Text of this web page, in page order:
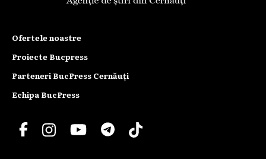
Ofertele noastre
Proiecte Bucpress
Parteneri BucPress Cernăuți
Echipa BucPress